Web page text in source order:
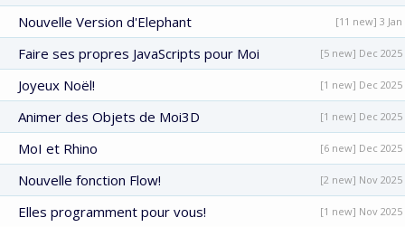
Nouvelle Version d'Elephant [11 new] 3 Jan
Faire ses propres JavaScripts pour Moi [5 new] Dec 2025
Joyeux Noël! [1 new] Dec 2025
Animer des Objets de Moi3D [1 new] Dec 2025
MoI et Rhino [6 new] Dec 2025
Nouvelle fonction Flow! [2 new] Nov 2025
Elles programment pour vous! [1 new] Nov 2025